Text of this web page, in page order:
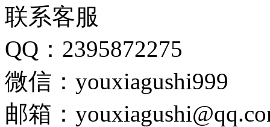
联系客服
QQ：2395872275
微信：youxiagushi999
邮箱：